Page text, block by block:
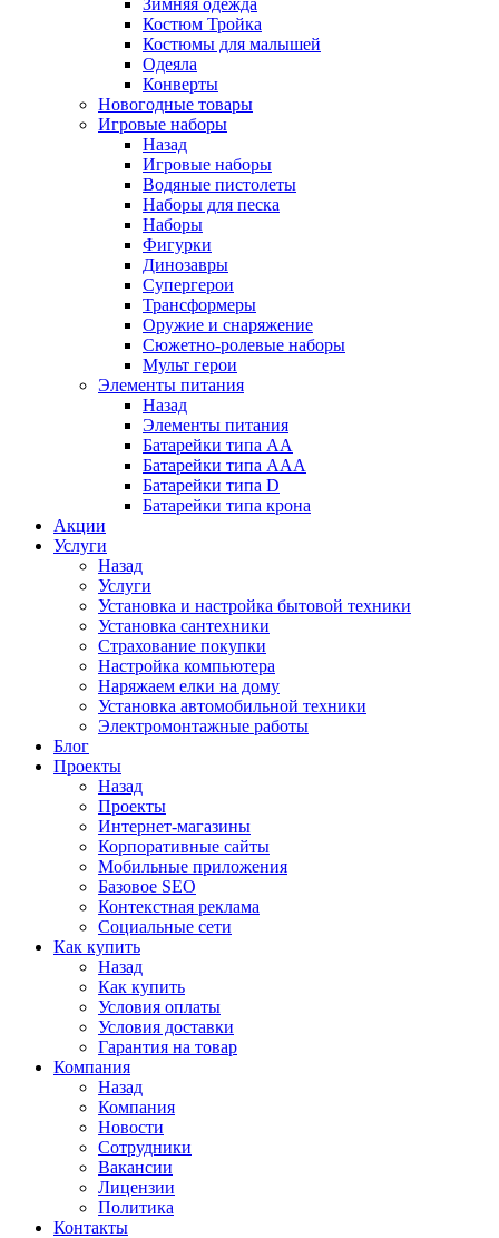
Зимняя одежда
Костюм Тройка
Костюмы для малышей
Одеяла
Конверты
Новогодные товары
Игровые наборы
Назад
Игровые наборы
Водяные пистолеты
Наборы для песка
Наборы
Фигурки
Динозавры
Супергерои
Трансформеры
Оружие и снаряжение
Сюжетно-ролевые наборы
Мульт герои
Элементы питания
Назад
Элементы питания
Батарейки типа АА
Батарейки типа ААА
Батарейки типа D
Батарейки типа крона
Акции
Услуги
Назад
Услуги
Установка и настройка бытовой техники
Установка сантехники
Страхование покупки
Настройка компьютера
Наряжаем елки на дому
Установка автомобильной техники
Электромонтажные работы
Блог
Проекты
Назад
Проекты
Интернет-магазины
Корпоративные сайты
Мобильные приложения
Базовое SEO
Контекстная реклама
Социальные сети
Как купить
Назад
Как купить
Условия оплаты
Условия доставки
Гарантия на товар
Компания
Назад
Компания
Новости
Сотрудники
Вакансии
Лицензии
Политика
Контакты